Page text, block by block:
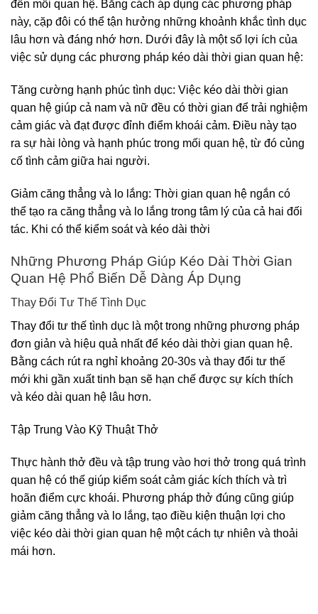
đến mối quan hệ. Bằng cách áp dụng các phương pháp
này, cặp đôi có thể tận hưởng những khoảnh khắc tình dục
lâu hơn và đáng nhớ hơn. Dưới đây là một số lợi ích của
việc sử dụng các phương pháp kéo dài thời gian quan hệ:
Tăng cường hạnh phúc tình dục: Việc kéo dài thời gian
quan hệ giúp cả nam và nữ đều có thời gian để trải nghiệm
cảm giác và đạt được đỉnh điểm khoái cảm. Điều này tạo
ra sự hài lòng và hạnh phúc trong mối quan hệ, từ đó củng
cố tình cảm giữa hai người.
Giảm căng thẳng và lo lắng: Thời gian quan hệ ngắn có
thể tạo ra căng thẳng và lo lắng trong tâm lý của cả hai đối
tác. Khi có thể kiểm soát và kéo dài thời
Những Phương Pháp Giúp Kéo Dài Thời Gian
Quan Hệ Phổ Biến Dễ Dàng Áp Dụng
Thay Đổi Tư Thế Tình Dục
Thay đổi tư thế tình dục là một trong những phương pháp
đơn giản và hiệu quả nhất để kéo dài thời gian quan hệ.
Bằng cách rút ra nghỉ khoảng 20-30s và thay đổi tư thế
mới khi gần xuất tinh bạn sẽ hạn chế được sự kích thích
và kéo dài quan hệ lâu hơn.
Tập Trung Vào Kỹ Thuật Thở
Thực hành thở đều và tập trung vào hơi thở trong quá trình
quan hệ có thể giúp kiểm soát cảm giác kích thích và trì
hoãn điểm cực khoái. Phương pháp thở đúng cũng giúp
giảm căng thẳng và lo lắng, tạo điều kiện thuận lợi cho
việc kéo dài thời gian quan hệ một cách tự nhiên và thoải
mái hơn.